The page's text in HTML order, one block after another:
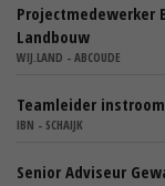
Projectmedewerker
Landbouw
WIJ.LAND - ABCOUDE
Teamleider
IBN - SCHAIJK
Senior Adviseur